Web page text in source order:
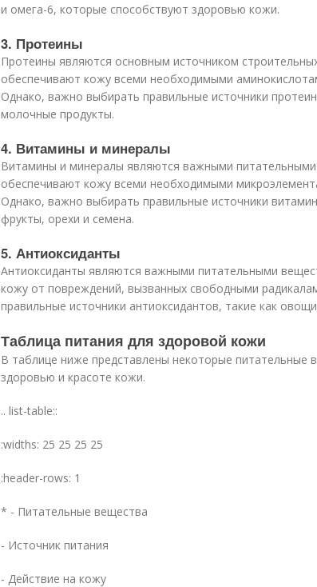
и омега-6, которые способствуют здоровью кожи.
3. Протеины
Протеины являются основным источником
обеспечивают кожу всеми необходимыми
Однако, важно выбирать правильные источники
молочные продукты.
4. Витамины и минералы
Витамины и минералы являются важными
обеспечивают кожу всеми необходимыми
Однако, важно выбирать правильные источники
фрукты, орехи и семена.
5. Антиоксиданты
Антиоксиданты являются важными питательными
кожу от повреждений, вызванных свободными
правильные источники антиоксидантов, такие как
Таблица питания для здоровой кожи
В таблице ниже представлены некоторые питательные
здоровью и красоте кожи.
.. list-table::
:widths: 25 25 25 25
:header-rows: 1
* - Питательные вещества
- Источник питания
- Действие на кожу